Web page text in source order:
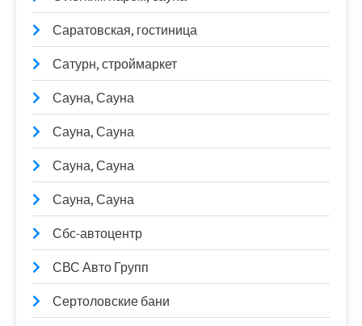
Саратовская, гостиница
Сатурн, строймаркет
Сауна, Сауна
Сауна, Сауна
Сауна, Сауна
Сауна, Сауна
Сбс-автоцентр
СВС Авто Групп
Сертоловские бани